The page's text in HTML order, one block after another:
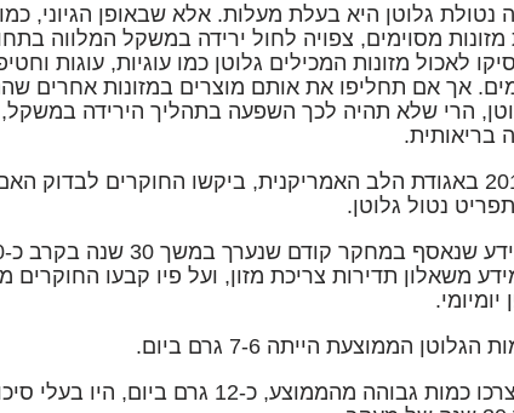
נטולת גלוטן היא בעלת מעלות. אלא שבאופן הגיוני,
מסוימים, צפויה לחול ירידה במשקל המלווה
לאכול מזונות המכילים גלוטן כמו עוגיות, עוגות
אך אם תחליפו את אותם מוצרים במזונות אחרים
הרי שלא תהיה לכך השפעה בתהליך הירידה
בריאותית.
במחקר שפורסם ב-2017 באגודת הלב האמריקנית, ביקשו החוקרים
נטול גלוטן.
משאלון תדירות צריכת מזון, ועל פיו קבעו החוקרים
הממוצעת הייתה 7-6 גרם ביום.
עוד עלה כי נבדקים שצרכו כמות גבוהה מהממוצע, כ-